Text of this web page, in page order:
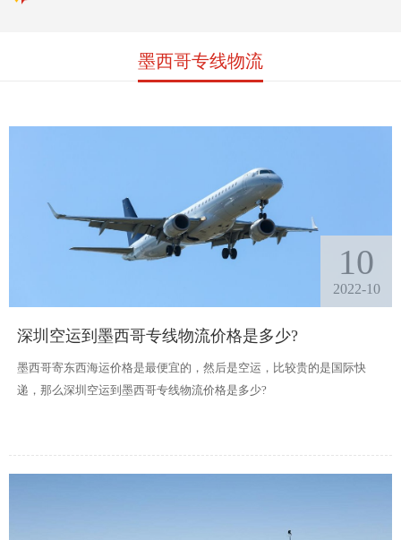
墨西哥专线物流
10
2022-10
深圳空运到墨西哥专线物流价格是多少?
墨西哥寄东西海运价格是最便宜的，然后是空运，比较贵的是国际快
递，那么深圳空运到墨西哥专线物流价格是多少?